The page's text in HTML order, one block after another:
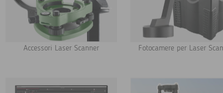
Accessori Laser Scanner Fotocamere per Laser